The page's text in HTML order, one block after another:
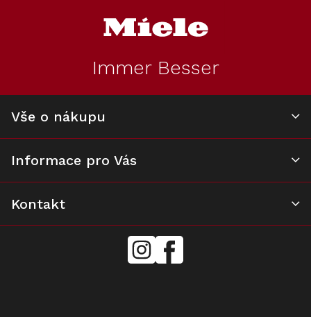
d
a
p
v
v
Immer Besser
Vše o nákupu
Informace pro Vás
Kontakt
mielecentervlasek
Miele
Center